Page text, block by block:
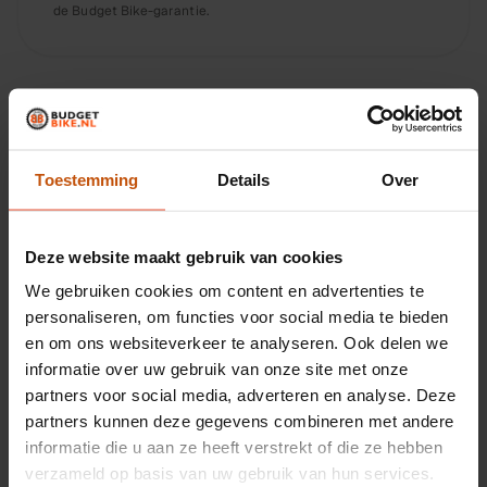
Toestemming Details Over
Deze website maakt gebruik van cookies
We gebruiken cookies om content en advertenties te
personaliseren, om functies voor social media te bieden
en om ons websiteverkeer te analyseren. Ook delen we
informatie over uw gebruik van onze site met onze
partners voor social media, adverteren en analyse. Deze
partners kunnen deze gegevens combineren met andere
informatie die u aan ze heeft verstrekt of die ze hebben
verzameld op basis van uw gebruik van hun services.
de Budget Bike-garantie.
Praktische transportfiets voor dagelijks stadse
57 cm frame, 28 inch wielen, stevig ontwerp
Tweedehands, gecontroleerd, rijklaar en betaalbaar
Soortgelijke fietsen